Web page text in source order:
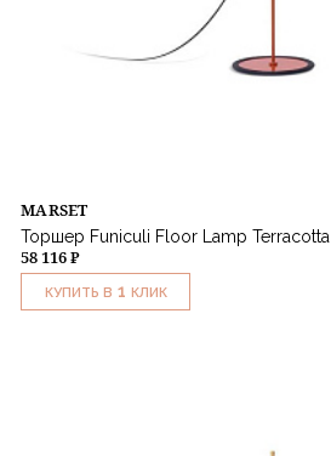
MARSET
Торшер Funiculi Floor Lamp Terracotta
58 116 ₽
КУПИТЬ В 1 КЛИК